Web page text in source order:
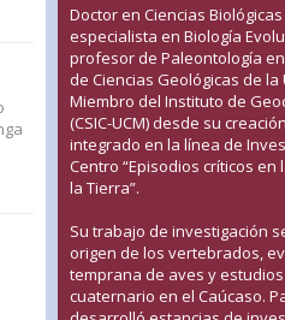
Doctor en Ciencias Biológicas
especialista en Biología
profesor de Paleontología
de Ciencias Geológicas de la
Miembro del Instituto de
(CSIC-UCM) desde su
integrado en la línea de
Centro “Episodios críticos en
la Tierra”.
Su trabajo de investigación
origen de los vertebrados,
temprana de aves y
cuaternario en el Caúcaso.